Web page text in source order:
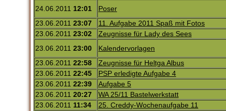
24.06.2011 12:01
Poser
23.06.2011 23:07
11. Aufgabe 2011 Spaß mit Fotos
23.06.2011 23:02
Zeugnisse für Lady des Sees
23.06.2011 23:00
Kalendervorlagen
23.06.2011 22:58
Zeugnisse für Heltga Albus
23.06.2011 22:45
PSP erledigte Aufgabe 4
23.06.2011 22:39
Aufgabe 5
23.06.2011 20:27
WA 25/11 Bastelwerkstatt
23.06.2011 11:34
25. Creddy-Wochenaufgabe 11